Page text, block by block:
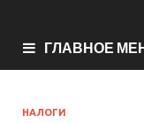
ГЛАВНОЕ
НАЛОГИ